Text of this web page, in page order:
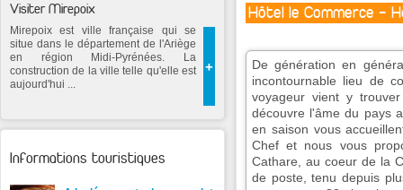
Hôtel le Commerce -
De génération en
incontournable lieu de
voyageur vient y
découvre l'âme du pays
en saison vous
Chef et nous vous
Cathare, au coeur de la
de poste, tenu depuis
Visiter Mirepoix
+
Mirepoix est ville française qui se
situe dans le département de l'Ariège
en région Midi-Pyrénées. La
construction de la ville telle qu'elle est
aujourd'hui ...
Informations touristiques